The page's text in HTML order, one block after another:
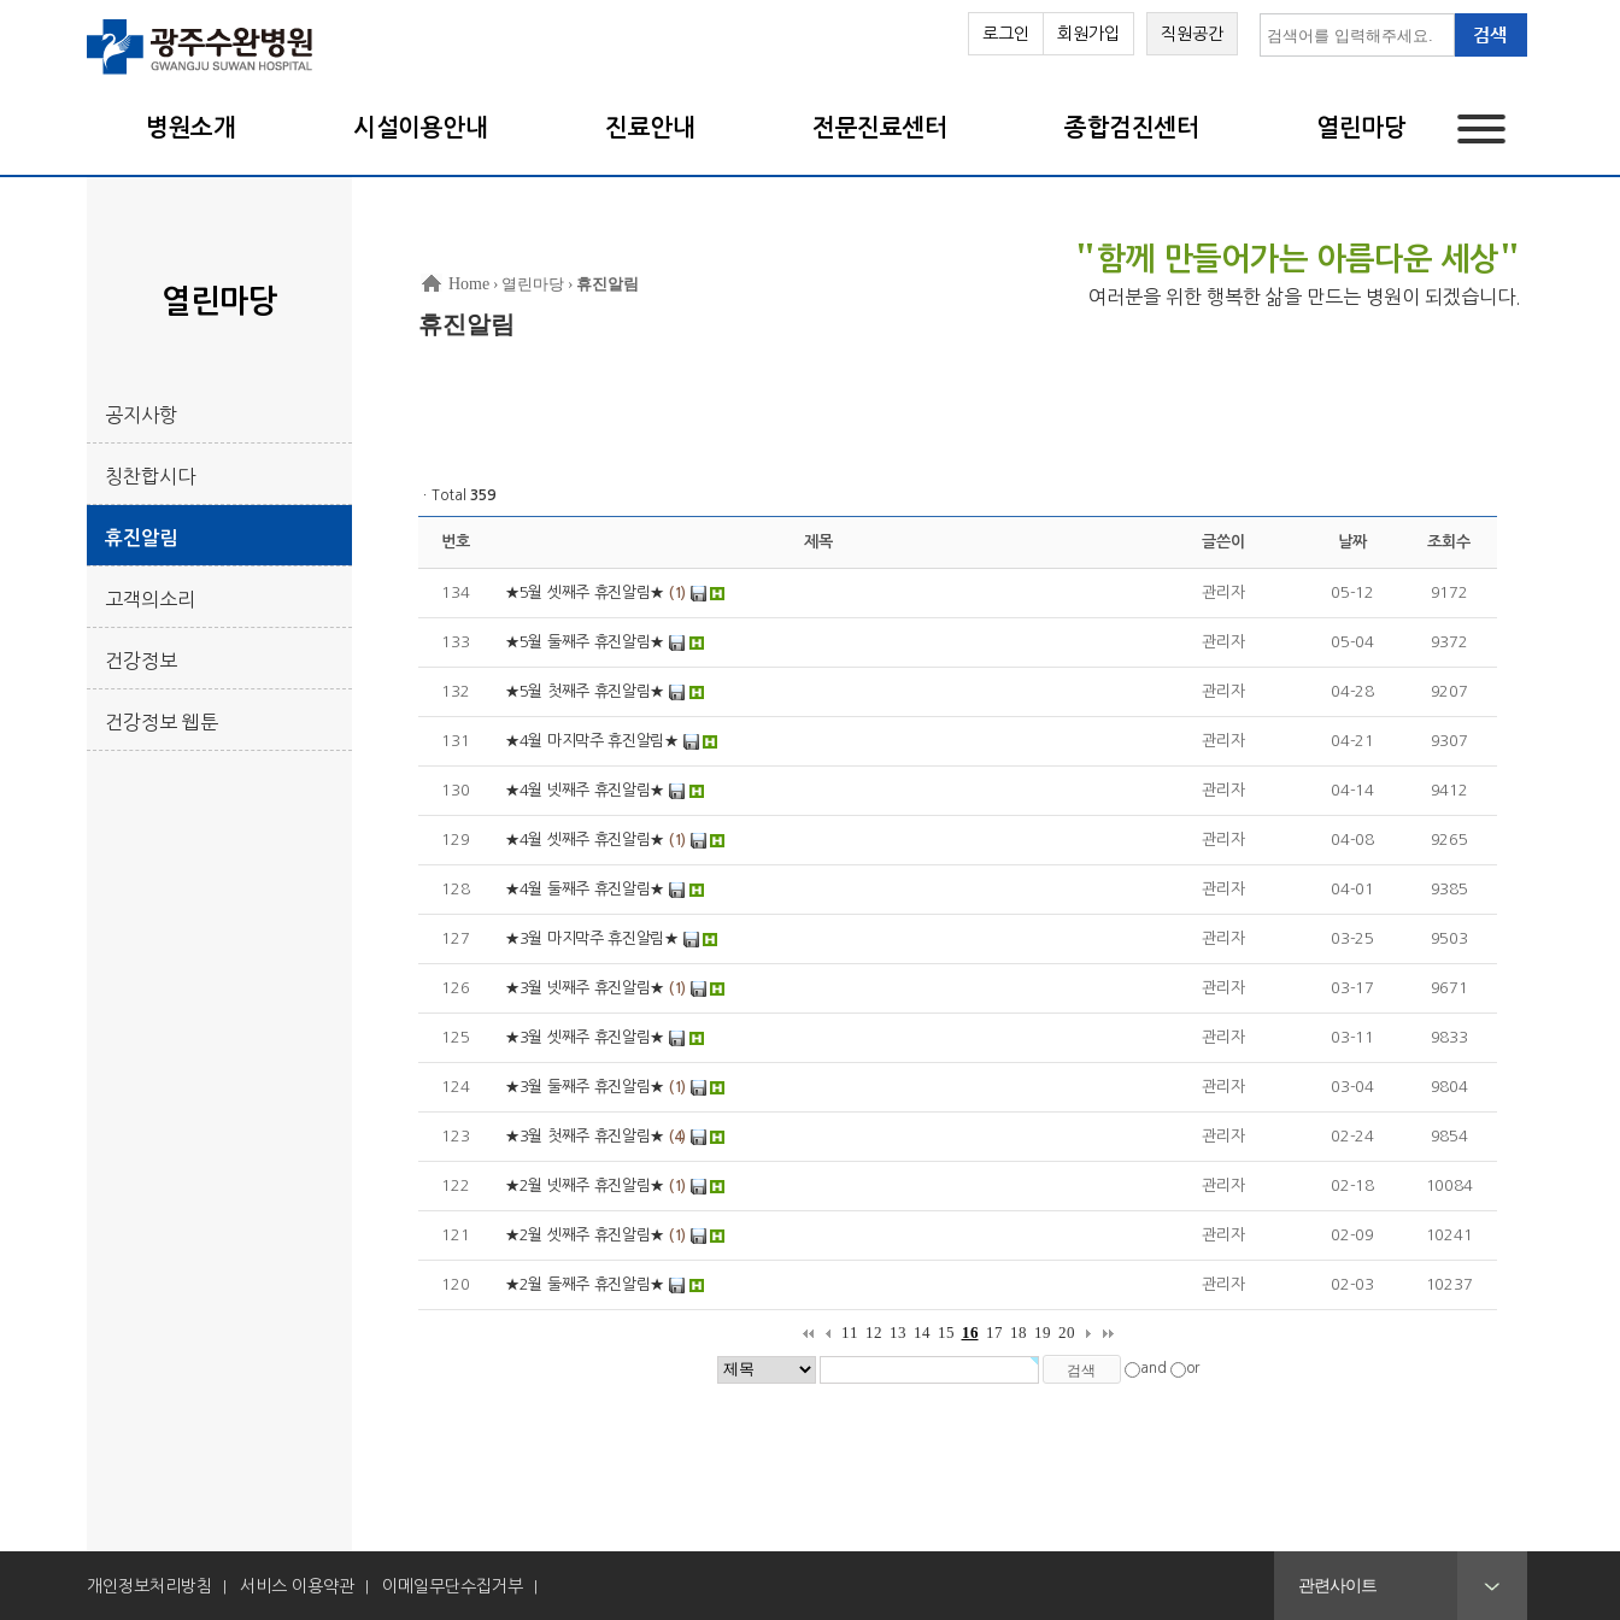
로그인 회원가입 직원공간
병원소개 시설이용안내 진료안내 전문진료센터 종합검진센터 열린마당
열린마당
공지사항
칭찬합시다
휴진알림
고객의소리
건강정보
건강정보 웹툰
"함께 만들어가는 아름다운 세상"
여러분을 위한 행복한 삶을 만드는 병원이 되겠습니다.
Home › 열린마당 › 휴진알림
휴진알림
ㆍTotal 359
번호 제목 글쓴이 날짜 조회수
134 ★5월 셋째주 휴진알림★ (1) 관리자 05-12 9172
133 ★5월 둘째주 휴진알림★ 관리자 05-04 9372
132 ★5월 첫째주 휴진알림★ 관리자 04-28 9207
131 ★4월 마지막주 휴진알림★ 관리자 04-21 9307
130 ★4월 넷째주 휴진알림★ 관리자 04-14 9412
129 ★4월 셋째주 휴진알림★ (1) 관리자 04-08 9265
128 ★4월 둘째주 휴진알림★ 관리자 04-01 9385
127 ★3월 마지막주 휴진알림★ 관리자 03-25 9503
126 ★3월 넷째주 휴진알림★ (1) 관리자 03-17 9671
125 ★3월 셋째주 휴진알림★ 관리자 03-11 9833
124 ★3월 둘째주 휴진알림★ (1) 관리자 03-04 9804
123 ★3월 첫째주 휴진알림★ (4) 관리자 02-24 9854
122 ★2월 넷째주 휴진알림★ (1) 관리자 02-18 10084
121 ★2월 셋째주 휴진알림★ (1) 관리자 02-09 10241
120 ★2월 둘째주 휴진알림★ 관리자 02-03 10237
11 12 13 14 15 16 17 18 19 20
and or
개인정보처리방침 서비스 이용약관 이메일무단수집거부 관련사이트